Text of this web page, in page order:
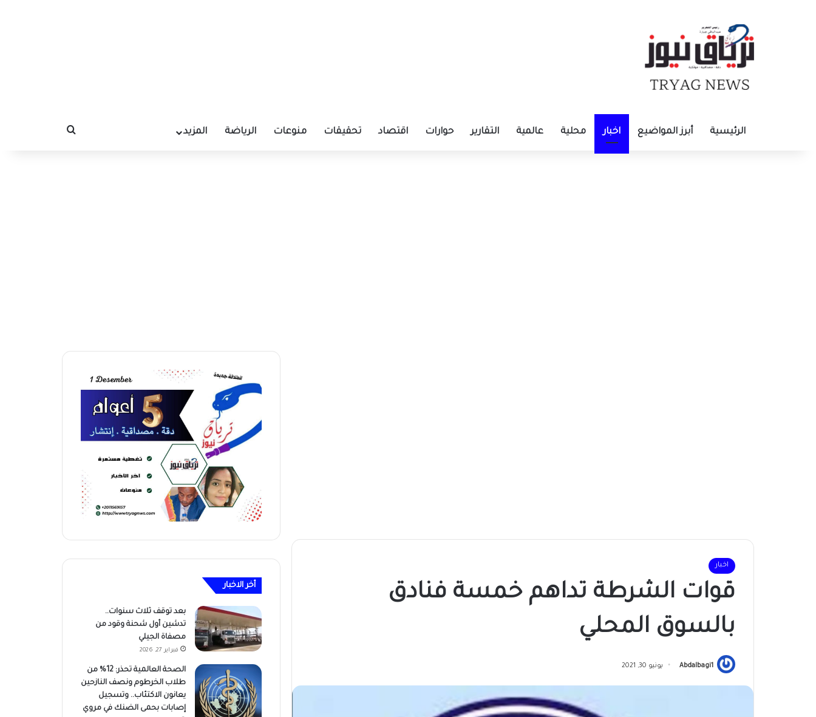
الرئيسية أبرز المواضيع اخبار محلية عالمية التقارير حوارات اقتصاد تحقيقات منوعات الرياضة المزيد بحث عن
اخبار
قوات الشرطة تداهم خمسة فنادق
بالسوق المحلي
Abdalbagi1 يونيو 30, 2021
أخر الاخبار
بعد توقف ثلاث سنوات..
تدشين أول شحنة وقود من
مصفاة الجيلي
فبراير 27, 2026
الصحة العالمية تحذر: 12% من
طلاب الخرطوم ونصف النازحين
يعانون الاكتئاب.. وتسجيل
إصابات بحمى الضنك في مروي